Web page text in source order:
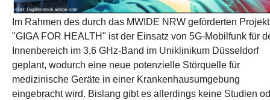
Im Rahmen des durch das MWIDE NRW geförderten
"GIGA FOR HEALTH" ist der Einsatz von 5G-Mobilfunk für
Innenbereich im 3,6 GHz-Band im Uniklinikum Düsseldorf
geplant, wodurch eine neue potenzielle Störquelle für
medizinische Geräte in einer Krankenhausumgebung
eingebracht wird. Bislang gibt es allerdings keine Studien